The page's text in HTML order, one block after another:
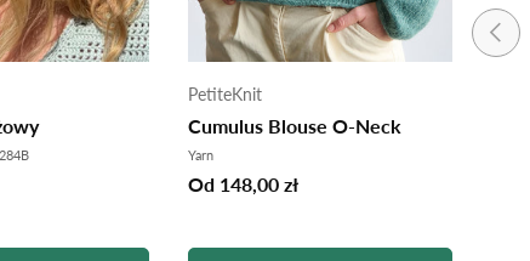
PetiteKnit
Cumulus Blouse O-Neck
Yarn
Od 148,00 zł